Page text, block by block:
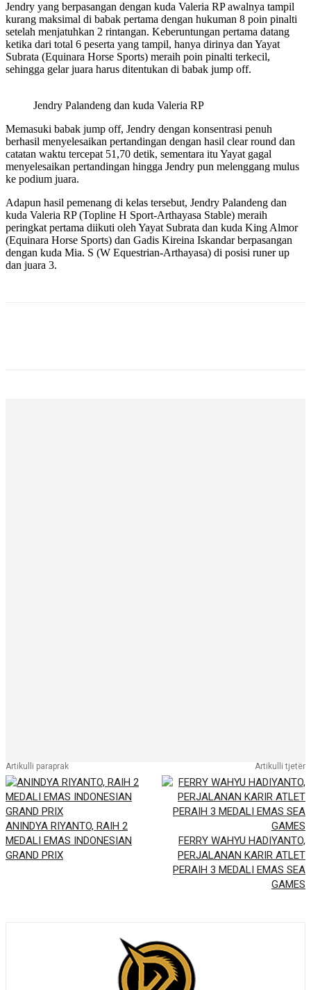
Jendry yang berpasangan dengan kuda Valeria RP awalnya tampil
kurang maksimal di babak pertama dengan hukuman 8 poin pinalti
setelah menjatuhkan 2 rintangan. Keberuntungan pertama datang
ketika dari total 6 peserta yang tampil, hanya dirinya dan Yayat
Subrata (Equinara Horse Sports) meraih poin pinalti terkecil,
sehingga gelar juara harus ditentukan di babak jump off.
Jendry Palandeng dan kuda Valeria RP
Memasuki babak jump off, Jendry dengan konsentrasi penuh
berhasil menyelesaikan pertandingan dengan hasil clear round dan
catatan waktu tercepat 51,70 detik, sementara itu Yayat gagal
menyelesaikan pertandingan hingga Jendry pun melenggang mulus
ke podium juara.
Adapun hasil pemenang di kelas tersebut, Jendry Palandeng dan
kuda Valeria RP (Topline H Sport-Arthayasa Stable) meraih
peringkat pertama diikuti oleh Yayat Subrata dan kuda King Almor
(Equinara Horse Sports) dan Gadis Kireina Iskandar berpasangan
dengan kuda Mia. S (W Equestrian-Arthayasa) di posisi runer up
dan juara 3.
Artikulli paraprak
ANINDYA RIYANTO, RAIH 2
MEDALI EMAS INDONESIAN
GRAND PRIX
Artikulli tjetër
FERRY WAHYU HADIYANTO,
PERJALANAN KARIR ATLET
PERAIH 3 MEDALI EMAS SEA
GAMES